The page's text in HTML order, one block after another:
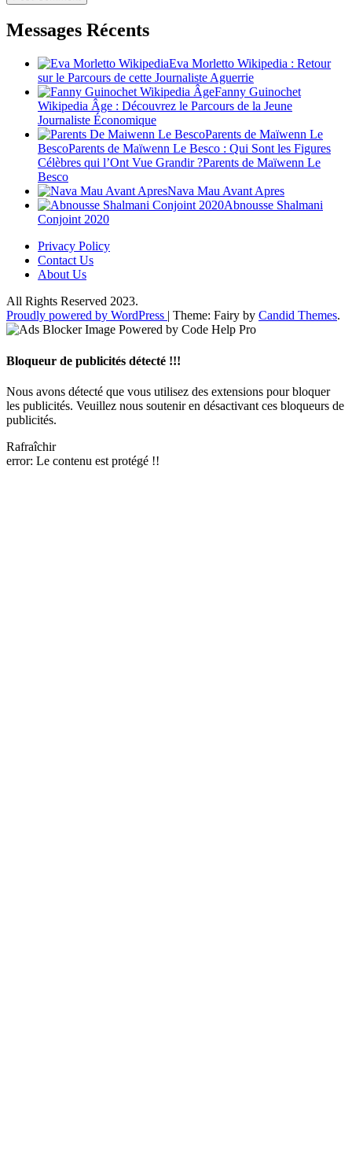
Messages Récents
Eva Morletto Wikipedia : Retour
sur le Parcours de cette Journaliste Aguerrie
Fanny Guinochet
Wikipedia Âge : Découvrez le Parcours de la Jeune
Journaliste Économique
Parents de Maïwenn Le
BescoParents de Maïwenn Le Besco : Qui Sont les Figures
Célèbres qui l’Ont Vue Grandir ?Parents de Maïwenn Le
Besco
Nava Mau Avant Apres
Abnousse Shalmani
Conjoint 2020
Privacy Policy
Contact Us
About Us
All Rights Reserved 2023.
Proudly powered by WordPress | Theme: Fairy by Candid Themes.
Bloqueur de publicités détecté !!!
Nous avons détecté que vous utilisez des extensions pour bloquer
les publicités. Veuillez nous soutenir en désactivant ces bloqueurs de
publicités.
Rafraîchir
error: Le contenu est protégé !!